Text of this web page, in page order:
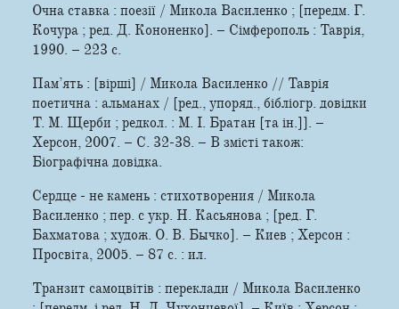
Очна ставка : поезії / Микола Василенко ; [передм. Г.
Кочура ; ред. Д. Кононенко]. – Сімферополь : Таврія,
1990. – 223 c.
Пам’ять : [вірші] / Микола Василенко // Таврія
поетична : альманах / [ред., упоряд., бібліогр. довідки
Т. М. Щерби ; редкол. : М. І. Братан [та ін.]]. –
Херсон, 2007. – С. 32-38. – В змісті також:
Біографічна довідка.
Сердце - не камень : стихотворения / Микола
Василенко ; пер. с укр. Н. Касьянова ; [ред. Г.
Бахматова ; худож. О. В. Бычко]. – Киев ; Херсон :
Просвіта, 2005. – 87 с. : ил.
Транзит самоцвітів : переклади / Микола Василенко